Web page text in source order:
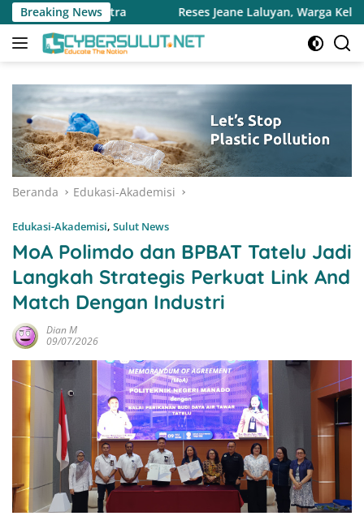
Langsung
ke
konten
Breaking News
Reses Jeane Laluyan, Warga Keluhkan Sulitnya Ekonomi dan
Beranda Edukasi-Akademisi
Edukasi-Akademisi, Sulut News
MoA Polimdo dan BPBAT Tatelu Jadi
Langkah Strategis Perkuat Link And
Match Dengan Industri
Dian M
09/07/2026